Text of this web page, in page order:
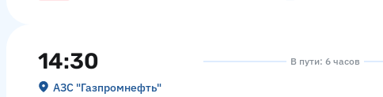
14:30
АЗС "Газпромнефть"
В пути: 6 часов